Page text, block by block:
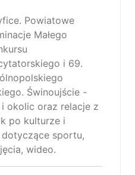
Powiatowe
Małego
i 69.
Świnoujście -
okolic oraz relacje z
po kulturze i
sportu,
wideo.